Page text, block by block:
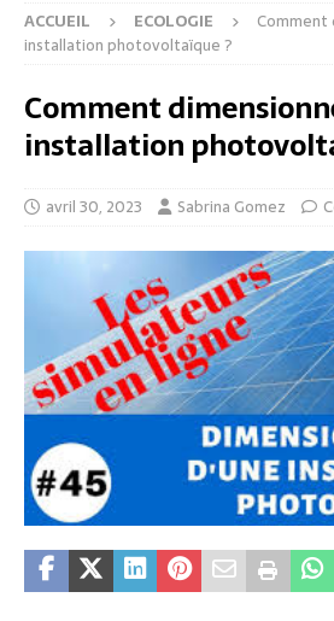
ACCUEIL ECOLOGIE
Comment
installation photovoltaïque ?
Comment
installation
avril 30, 2023 Sabrina Gomez